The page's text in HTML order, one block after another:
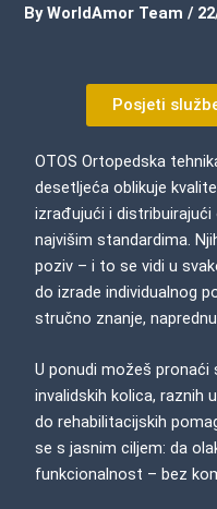
ByWorldAmor Team/
Posjeti
OTOS Ortopedska
desetljeća oblikuje
izrađujući i
najvišim standardima.
poziv – i to se vidi u
do izrade individualnog
stručno znanje,
U ponudi možeš
invalidskih kolica, raznih
do rehabilitacijskih
se s jasnim ciljem: da
funkcionalnost – bez